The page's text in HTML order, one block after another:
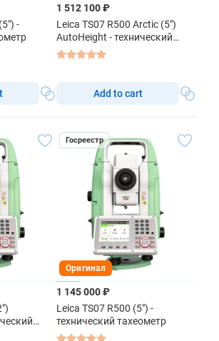
-
1 512 100 ₽
Leica TS07 R500 Arctic (5")
AutoHeight - технический
тахеометр
Add to cart
Госреестр
Оригинал
1 145 000 ₽
Leica TS07 R500 (5") -
технический тахеометр